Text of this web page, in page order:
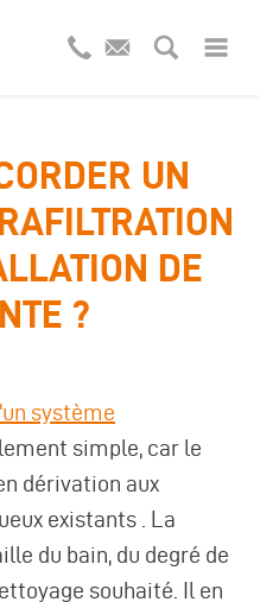
UN
DE
?
système
simple, car le
dérivation aux
existants . La
du bain, du degré de
souhaité. Il en